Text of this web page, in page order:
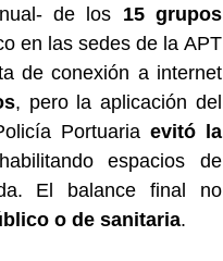
de los 15 grupos
en las sedes de la APT
de conexión a internet
, pero la aplicación del
Portuaria evitó la
espacios de
El balance final no
o de sanitaria.